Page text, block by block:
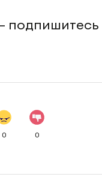
подпишитесь
0 0